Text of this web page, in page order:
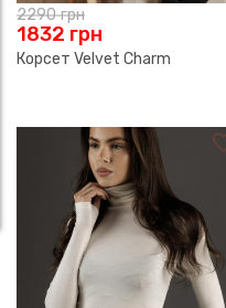
2290грн
1832 грн
Корсет Velvet Charm